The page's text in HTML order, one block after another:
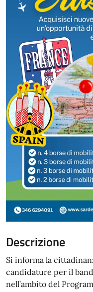
Descrizione
Si informa la
candidature per il
nell’ambito del